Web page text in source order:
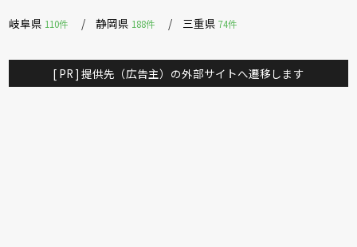
岐阜県 110件 静岡県 188件 三重県74件
[ PR ] 提供先（広告主）の外部サイトへ遷移します